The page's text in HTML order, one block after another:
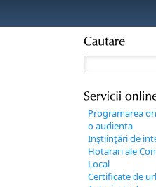
Cautare
Servicii
Programarea
o audienta
Inştiinţări de
Hotarari ale
Local
Certificate de